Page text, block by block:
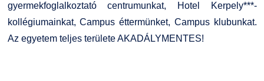
gyermekfoglalkoztató centrumunkat, Hotel Kerpely***­­
kollégiumainkat, Campus éttermünket, Campus klubunkat.
Az egyetem teljes területe AKADÁLYMENTES!